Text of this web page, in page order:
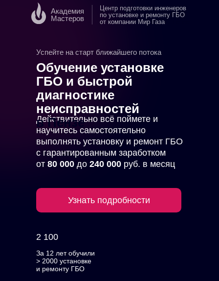
Действительно всё поймете и
научитесь самостоятельно
выполнять установку и ремонт ГБО
с гарантированным заработком
от 80 000 до 240 000 руб. в месяц
Узнать подробности
2 100
За 12 лет обучили
> 2000 установке
и ремонту ГБО
Обучение установке
ГБО и быстрой
диагностике
неисправностей
в Пензе
Академия
Мастеров
Центр подготовки инженеров
по установке и ремонту ГБО
от компании Мир Газа
Успейте на старт ближайшего потока